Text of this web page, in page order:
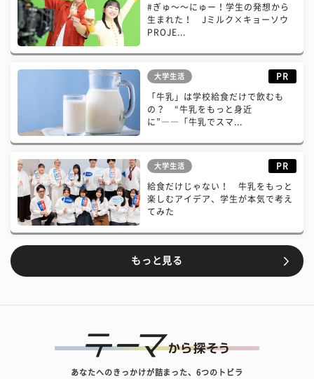
#ぎゅ〜〜にゅー！学生の発想から
生まれた！ Jミルク×キョーソウ
PROJE...
大学生活 PR
「牛乳」は学校給食だけで飲むも
の？ “牛乳をもっと身近
に”――「牛乳でスマ...
大学生活 PR
給食だけじゃない！ 牛乳をもっと
楽しむアイデア、学生が本気で考え
てみた
もっと見る
あなたへのきっかけが詰まった、6つのトビラ